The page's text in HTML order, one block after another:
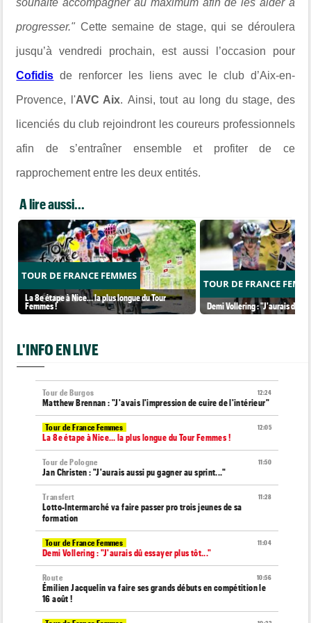
souhaite accompagner au maximum afin de les aider à
progresser." Cette semaine de stage, qui se déroulera
jusqu’à vendredi prochain, est aussi l’occasion pour
Cofidis de renforcer les liens avec le club d’Aix-en-
Provence, l'AVC Aix. Ainsi, tout au long du stage, des
licenciés du club rejoindront les coureurs professionnels
afin de s’entraîner ensemble et profiter de ce
rapprochement entre les deux entités.
A lire aussi...
TOUR DE FRANCE FEMMES
La 8e étape à Nice… la plus longue du Tour
Femmes !
TOUR DE FRANCE
Demi Vollering : "J'aurais dû
L'INFO EN LIVE
12:24
Tour de Burgos
Matthew Brennan : "J'avais l'impression de cuire de l'intérieur"
12:05
Tour de France Femmes
La 8e étape à Nice… la plus longue du Tour Femmes !
11:50
Tour de Pologne
Jan Christen : "J'aurais aussi pu gagner au sprint..."
11:28
Transfert
Lotto-Intermarché va faire passer pro trois jeunes de sa
formation
11:04
Tour de France Femmes
Demi Vollering : "J'aurais dû essayer plus tôt..."
10:56
Route
Émilien Jacquelin va faire ses grands débuts en compétition le
16 août !